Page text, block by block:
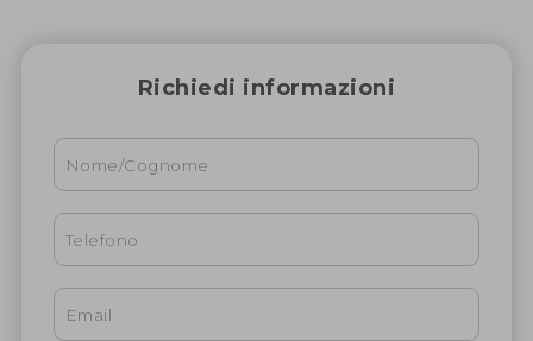
Richiedi informazioni